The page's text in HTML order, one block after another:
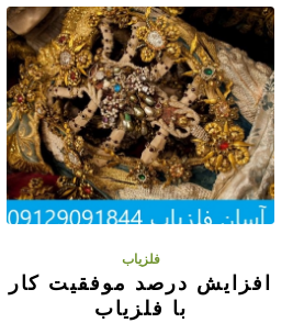
فلزیاب
افزایش درصد موفقیت کار
با فلزیاب